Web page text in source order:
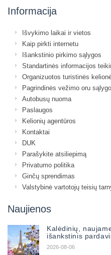
Informacija
Išvykimo laikai ir vietos
Kaip pirkti internetu
Išankstinio pirkimo sąlygos
Standartinės informacijos
Organizuotos turistinės
Pagrindinės vežimo oru
Autobusų nuoma
Paslaugos
Kelionių agentūros
Kontaktai
DUK
Parašykite atsiliepimą
Privatumo politika
Ginčų sprendimas
Valstybinė vartotojų teisių
Naujienos
Kalėdinių,
išankstinis
2026-08-06